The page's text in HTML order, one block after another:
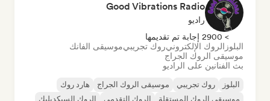
Good Vibrations Radio
راديو
> 2900 إجابة تم تقديمها
البلوز الروك الإلكترونيروك تجريبيموسيقى الفانك
موسيقى الروك الجراج
بث الفنانين على الراديو
البلوز روك تجريبي موسيقى الروك الجراج
هارد روك
موسيقى الروك المستقلة
الروك التقدمي الروك السيكديليك